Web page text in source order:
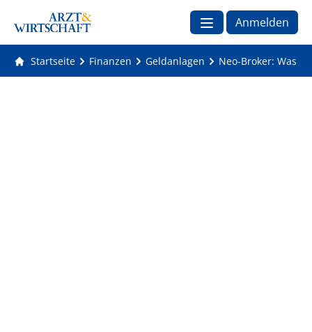
Anmelden
Startseite Finanzen Geldanlagen Neo-Broker: Was